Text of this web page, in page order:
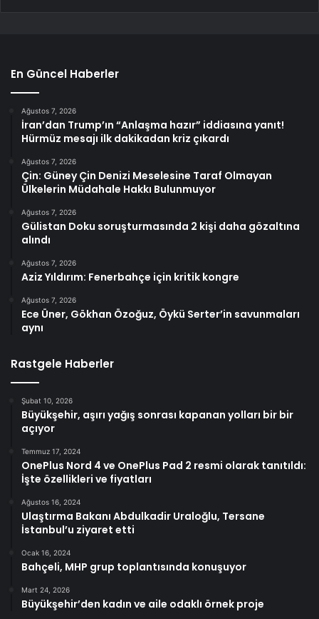
En Güncel Haberler
Ağustos 7, 2026
İran’dan Trump’ın “Anlaşma hazır” iddiasına yanıt!
Hürmüz mesajı ilk dakikadan kriz çıkardı
Ağustos 7, 2026
Çin: Güney Çin Denizi Meselesine Taraf Olmayan
Ülkelerin Müdahale Hakkı Bulunmuyor
Ağustos 7, 2026
Gülistan Doku soruşturmasında 2 kişi daha gözaltına
alındı
Ağustos 7, 2026
Aziz Yıldırım: Fenerbahçe için kritik kongre
Ağustos 7, 2026
Ece Üner, Gökhan Özoğuz, Öykü Serter’in savunmaları
aynı
Rastgele Haberler
Şubat 10, 2026
Büyükşehir, aşırı yağış sonrası kapanan yolları bir bir
açıyor
Temmuz 17, 2024
OnePlus Nord 4 ve OnePlus Pad 2 resmi olarak tanıtıldı:
İşte özellikleri ve fiyatları
Ağustos 16, 2024
Ulaştırma Bakanı Abdulkadir Uraloğlu, Tersane
İstanbul’u ziyaret etti
Ocak 16, 2024
Bahçeli, MHP grup toplantısında konuşuyor
Mart 24, 2026
Büyükşehir’den kadın ve aile odaklı örnek proje